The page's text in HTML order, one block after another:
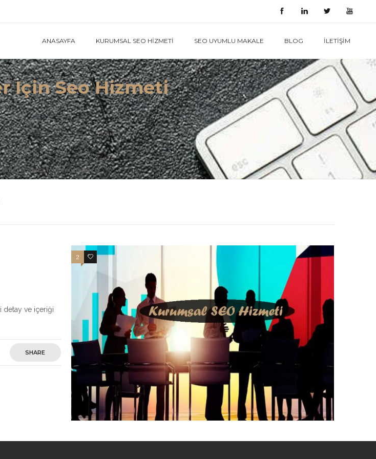
ANASAYFA KURUMSAL SEO HIZMETI SEO UYUMLU MAKALE BLOG İLETIŞIM
Için Seo Hizmeti
müesseseler için seo hizmeti
2 11
detay ve içeriği
SHARE